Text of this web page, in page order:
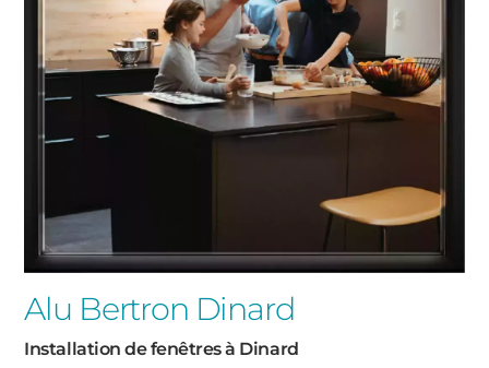
Alu Bertron Dinard
Installation de fenêtres à Dinard